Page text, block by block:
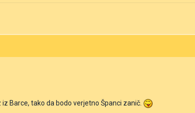
Barce, tako da bodo verjetno Španci zanič.